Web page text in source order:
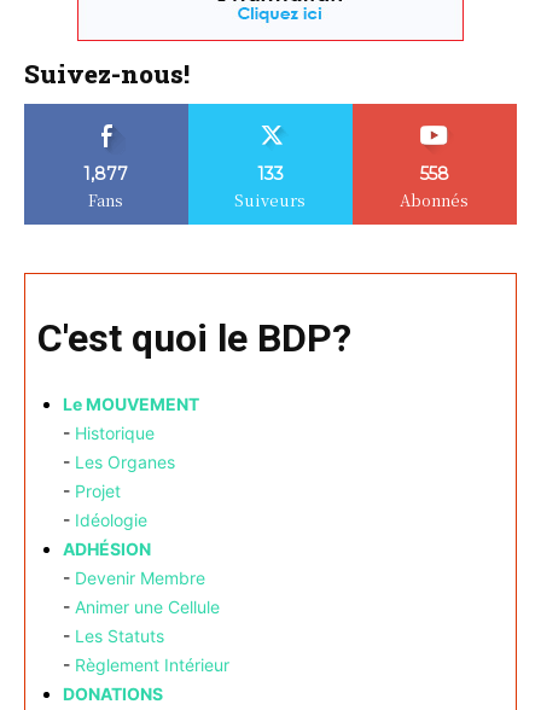
Suivez-nous!
1,877
Fans
133
Suiveurs
558
Abonnés
C'est quoi le BDP?
Le MOUVEMENT
- Historique
- Les Organes
- Projet
- Idéologie
ADHÉSION
- Devenir Membre
- Animer une Cellule
- Les Statuts
- Règlement Intérieur
DONATIONS